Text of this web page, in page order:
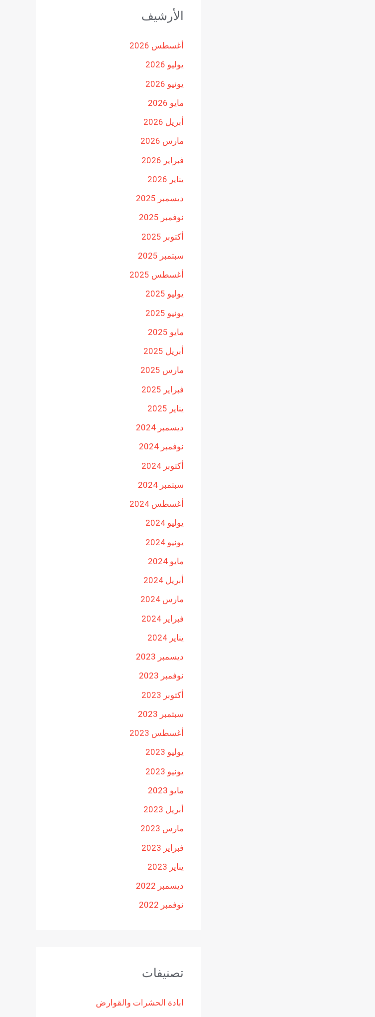
الأرشيف
أغسطس 2026
يوليو 2026
يونيو 2026
مايو 2026
أبريل 2026
مارس 2026
فبراير 2026
يناير 2026
ديسمبر 2025
نوفمبر 2025
أكتوبر 2025
سبتمبر 2025
أغسطس 2025
يوليو 2025
يونيو 2025
مايو 2025
أبريل 2025
مارس 2025
فبراير 2025
يناير 2025
ديسمبر 2024
نوفمبر 2024
أكتوبر 2024
سبتمبر 2024
أغسطس 2024
يوليو 2024
يونيو 2024
مايو 2024
أبريل 2024
مارس 2024
فبراير 2024
يناير 2024
ديسمبر 2023
نوفمبر 2023
أكتوبر 2023
سبتمبر 2023
أغسطس 2023
يوليو 2023
يونيو 2023
مايو 2023
أبريل 2023
مارس 2023
فبراير 2023
يناير 2023
ديسمبر 2022
نوفمبر 2022
تصنيفات
ابادة الحشرات والقوارض